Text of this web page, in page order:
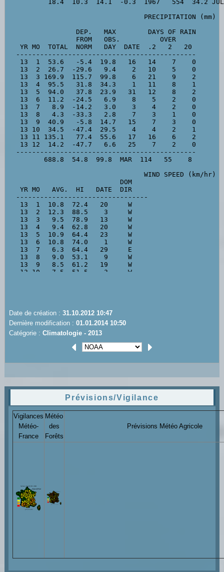
Date de création : 31.10.2012 10:47
Dernière modification : 01.01.2014 10:50
Catégorie : Climatologie - 2013
Prévisions/Vigilance
Vigilances
Météo-
France
Météo
des
Forêts
Prévisions Météo Agricole